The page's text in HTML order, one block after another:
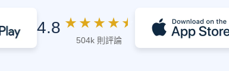
4.8 ★ ★ ★ ★ ★
504k 則評論